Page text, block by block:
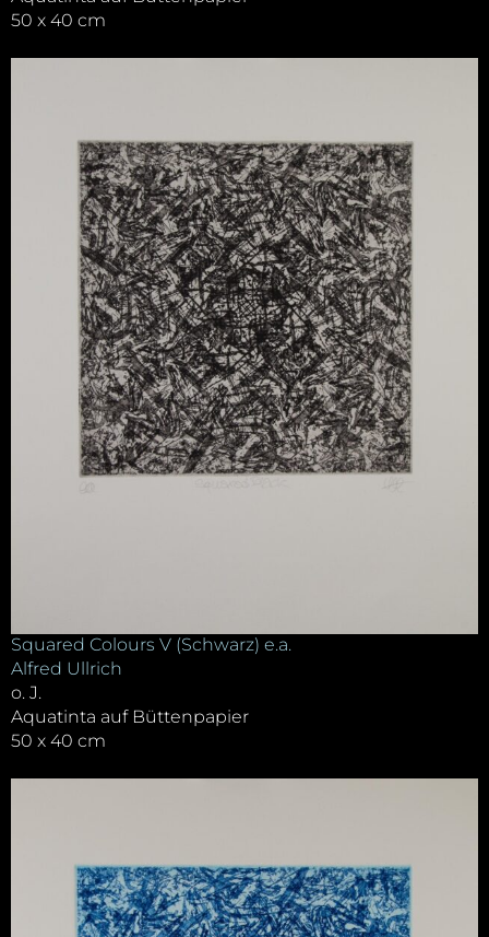
50 x 40 cm
Squared Colours V (Schwarz) e.a.
Alfred Ullrich
o. J.
Aquatinta auf Büttenpapier
50 x 40 cm